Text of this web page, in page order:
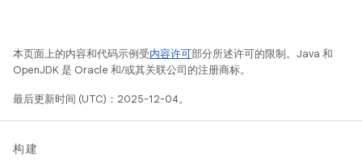
本页面上的内容和代码示例受内容许可部分所述许可的限制。Java 和
OpenJDK 是 Oracle 和/或其关联公司的注册商标。
最后更新时间 (UTC)：2025-12-04。
构建